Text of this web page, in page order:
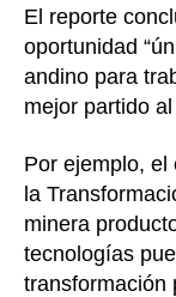
El reporte
oportunidad
andino para
mejor partido
Por ejemplo, el
la
minera
tecnologías
transformación